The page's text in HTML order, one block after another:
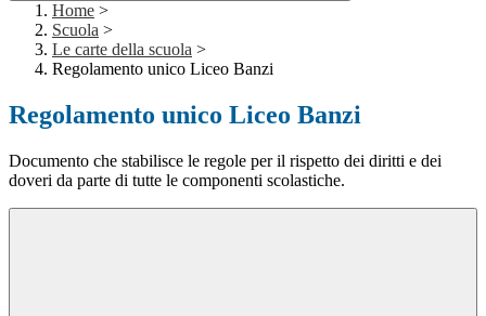
Home >
Scuola >
Le carte della scuola >
Regolamento unico Liceo Banzi
Regolamento unico Liceo Banzi
Documento che stabilisce le regole per il rispetto dei diritti e dei
doveri da parte di tutte le componenti scolastiche.